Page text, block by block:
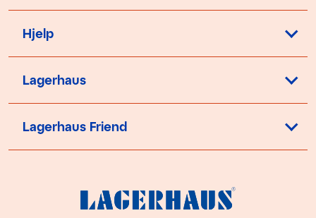
Hjelp
Lagerhaus
Lagerhaus Friend